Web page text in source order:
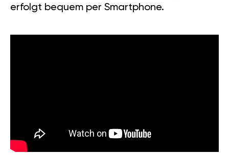
erfolgt bequem per Smartphone.